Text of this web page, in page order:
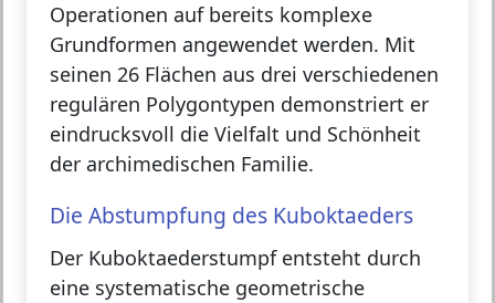
Operationen auf bereits komplexe
Grundformen angewendet werden. Mit
seinen 26 Flächen aus drei verschiedenen
regulären Polygontypen demonstriert er
eindrucksvoll die Vielfalt und Schönheit
der archimedischen Familie.
Die Abstumpfung des Kuboktaeders
Der Kuboktaederstumpf entsteht durch
eine systematische geometrische